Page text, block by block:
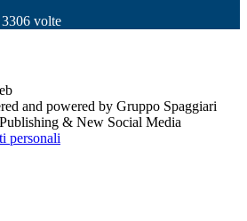
3306 volte
and powered by Gruppo Spaggiari
& New Social Media
personali